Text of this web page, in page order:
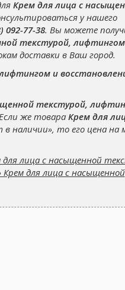
Крем для лица с
у нашего
092-77-38. Вы можете
текстурой,
доставки в Ваш город.
и
текстурой,
же товара Крем для
наличии», то его цена на
для лица с насыщенной
Крем для лица с насыщенной